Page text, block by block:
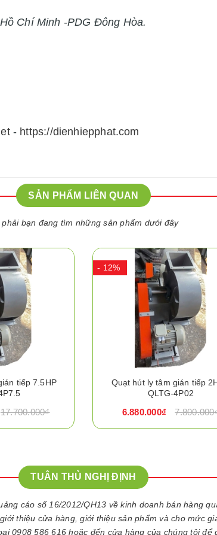
Chí Minh -PDG Đông Hòa.
- https://dienhiepphat.com
SẢN PHẨM LIÊN QUAN
phải bạn đang tìm những sản phẩm dưới đây
tiếp 7.5HP
17.700.000₫
- 12%
Quạt hút ly tâm gián tiếp
QLTG-4P02
6.880.000₫
TUÂN THỦ NGHỊ ĐỊNH
cáo số 16/2012/QH13 về kinh doanh bán hàng
thiệu cửa hàng, giới thiệu sản phẩm và cho mức
0908 586 616 hoặc đến cửa hàng của chúng tôi